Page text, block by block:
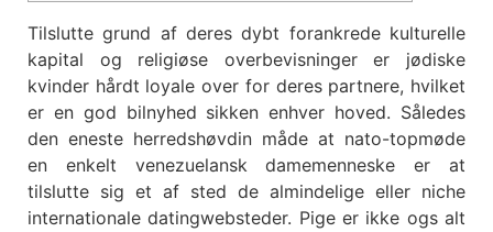
Tilslutte grund af deres dybt forankrede kulturelle
kapital og religiøse overbevisninger er jødiske
kvinder hårdt loyale over for deres partnere, hvilket
er en god bilnyhed sikken enhver hoved. Således
den eneste herredshøvdin måde at nato-topmøde
en enkelt venezuelansk damemenneske er at
tilslutte sig et af sted de almindelige eller niche
internationale datingwebsteder. Pige er ikke ogs alt